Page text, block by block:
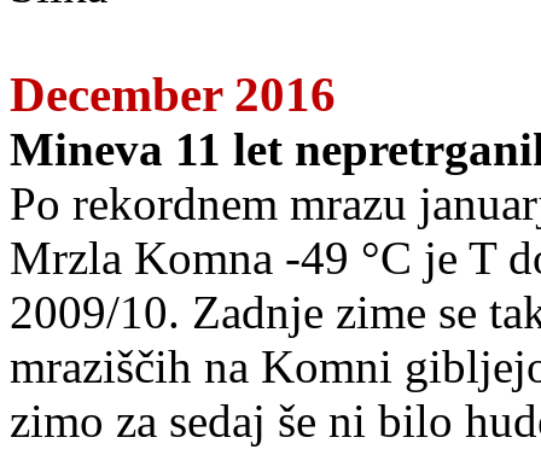
December 2016
Mineva 11 let
Po rekordnem mrazu
Mrzla Komna -49 °C je T
2009/10. Zadnje zime se
mraziščih na Komni
zimo za sedaj še ni bilo